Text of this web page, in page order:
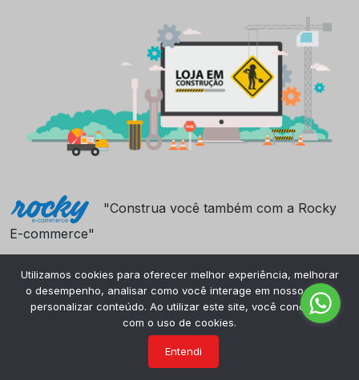
"Construa você também com a Rocky
E-commerce"
Utilizamos cookies para oferecer melhor experiência, melhorar
o desempenho, analisar como você interage em nosso site e
personalizar conteúdo. Ao utilizar este site, você concorda
com o uso de cookies.
Entendi